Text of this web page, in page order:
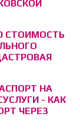
СТОИМОСТЬ
НА
- КАК
ЧЕРЕЗ